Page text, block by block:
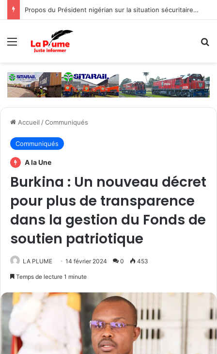
Propos du Président nigérian sur la situation sécuritaire dans l’AES : le Burkina Faso, le Mali et le Niger expriment leur profond regret
Menu
Accueil /Communiqués
Communiqués
A la Une
Burkina : Un nouveau décret
pour plus de transparence
dans la gestion du Fonds de
soutien patriotique
LA PLUME 14 février 2024 0 453
Temps de lecture 1 minute